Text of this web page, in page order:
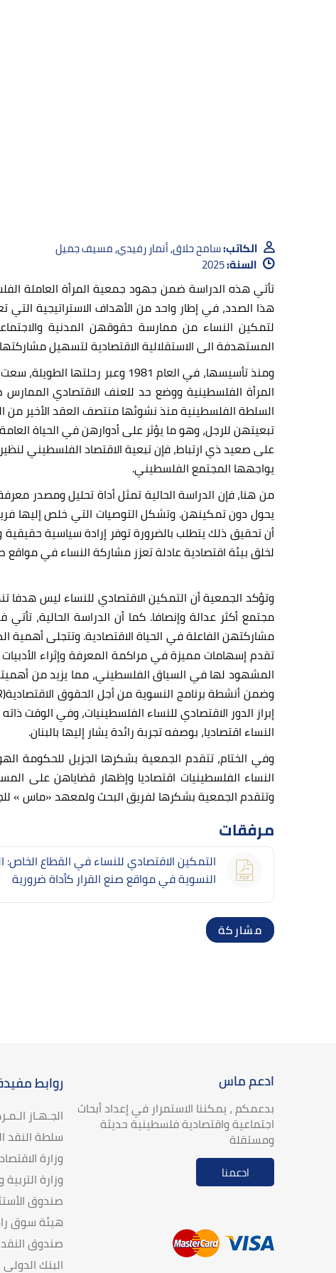
الكاتب:سامح حلاق, أنمار رفيدي, مسيف جميل
السنة:2025
تأتي هذه الدراسة ضمن جهود جمعية المرأة العاملة
هذا الصدد، في إطار واحد من الأهداف الاستراتيجية
لتمكين النساء من ممارسة حقوقهن المدنية
المستهدفة الى الاستقلالية الاقتصادية لتسهيل
ومنذ تأسيسها، في العام 1981
المرأة الفلسطينية ووضع حد للعنف الاقتصادي الممارس
السلطة الفلسطينية منذ نشوئها منتصف العقد الأخير من
تبعيتهن للرجل، وهو ما يؤثر على أدوارهن في الحياة
على صعيد ذي ارتباط، فإن تبعية الاقتصاد الفلسطيني
يواجهها المجتمع الفلسطيني.
من هنا، فإن الدراسة الحالية تمثل أداة تحليل ومصدر
يحول دون تمكينهن. وتشكل التوصيات التي خلص إليها
أن تحقيق ذلك يتطلب بالضرورة توفر إرادة سياسية
لخلق بيئة اقتصادية عادلة تعزز مشاركة النساء في مواقع
وتؤكد الجمعية أن التمكين الاقتصادي للنساء ليس
مجتمع أكثر عدالة وإنصافا. كما أن الدراسة الحالية،
مشاركتهن الفاعلة في الحياة الاقتصادية. وتتجلى أهمية
تقدم إسهامات مميزة في مراكمة المعرفة وإثراء
المشهود لها في السياق الفلسطيني، مما يزيد من
إبراز الدور الاقتصادي للنساء الفلسطينيات، وفي
النساء اقتصاديا، بوصفه تجربة رائدة يشار إليها بالبنان.
وفي الختام، تتقدم الجمعية بشكرها الجزيل للحكومة
وتتقدم الجمعية بشكرها لفريق البحث ولمعهد «ماس »
مرفقات
التمكین الاقتصادي للنساء في القطاع الخاص:
النسویة في مواقع صنع القرار كأداة ضروریة
مشاركة
ادعم ماس
بدعمكم ، يمكننا الاستمرار في إعداد أبحاث
اجتماعية واقتصادية فلسطينية حديثة
ومستقلة
ادعمنا
روابط
الجـهـاز
سلطة النقد
وزارة
وزارة
صندوق
هيئة سوق
صندوق
البنك الدولي